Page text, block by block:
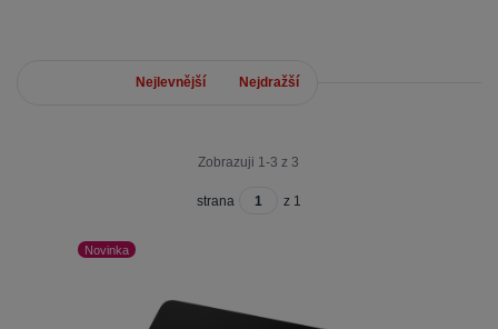
Nejlevnější Nejdražší
Zobrazuji 1-3 z 3
strana z 1
Novinka